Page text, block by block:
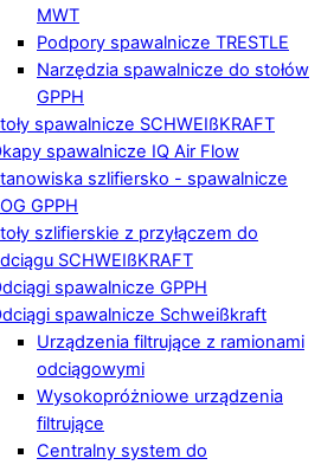
MWT
Podpory spawalnicze TRESTLE
Narzędzia spawalnicze do stołów
GPPH
spawalnicze SCHWEIßKRAFT
spawalnicze IQ Air Flow
szlifiersko - spawalnicze
GPPH
szlifierskie z przyłączem do
SCHWEIßKRAFT
spawalnicze GPPH
spawalnicze Schweißkraft
Urządzenia filtrujące z ramionami
odciągowymi
Wysokopróżniowe urządzenia
filtrujące
Centralny system do